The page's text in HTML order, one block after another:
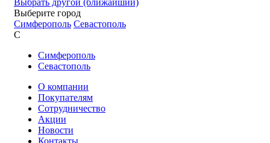
Выбрать другой (ближайший)
Выберите город
Симферополь Севастополь
С
Симферополь
Севастополь
О компании
Покупателям
Сотрудничество
Акции
Новости
Контакты